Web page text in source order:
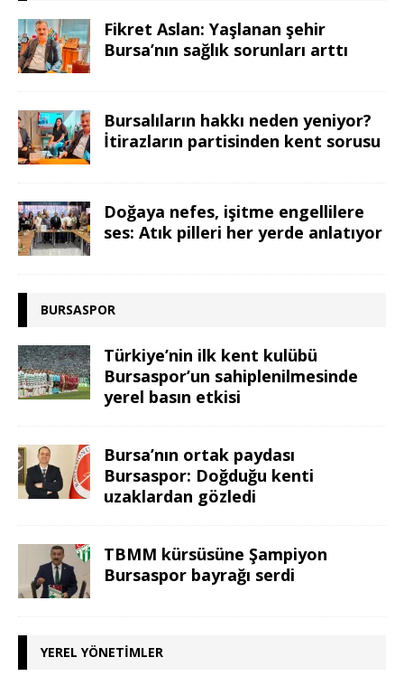
Fikret Aslan: Yaşlanan şehir
Bursa’nın sağlık sorunları arttı
Bursalıların hakkı neden yeniyor?
İtirazların partisinden kent sorusu
Doğaya nefes, işitme engellilere
ses: Atık pilleri her yerde anlatıyor
BURSASPOR
Türkiye’nin ilk kent kulübü
Bursaspor’un sahiplenilmesinde
yerel basın etkisi
Bursa’nın ortak paydası
Bursaspor: Doğduğu kenti
uzaklardan gözledi
TBMM kürsüsüne Şampiyon
Bursaspor bayrağı serdi
YEREL YÖNETIMLER